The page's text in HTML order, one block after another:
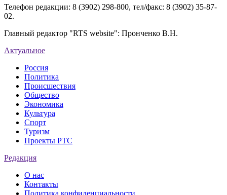
Телефон редакции: 8 (3902) 298-800, тел/факс: 8 (3902) 35-87-
02.
Главный редактор "RTS website": Пронченко В.Н.
Актуальное
Россия
Политика
Происшествия
Общество
Экономика
Культура
Спорт
Туризм
Проекты РТС
Редакция
О нас
Контакты